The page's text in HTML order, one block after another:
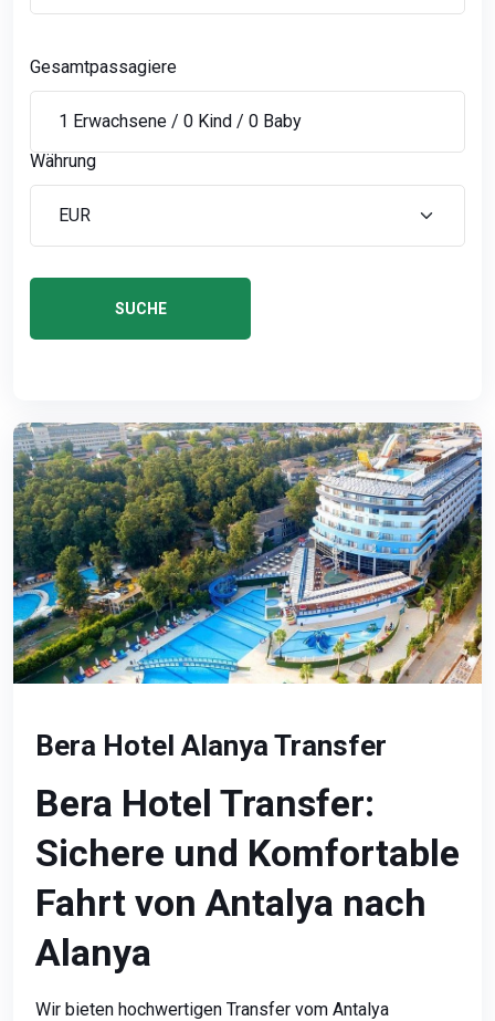
Gesamtpassagiere
Währung
SUCHE
Bera Hotel Alanya Transfer
Bera Hotel Transfer:
Sichere und Komfortable
Fahrt von Antalya nach
Alanya
Wir bieten hochwertigen Transfer vom Antalya